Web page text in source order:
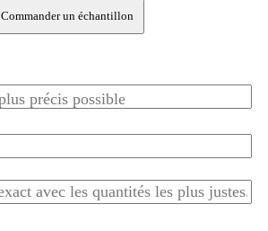
Commander un échantillon